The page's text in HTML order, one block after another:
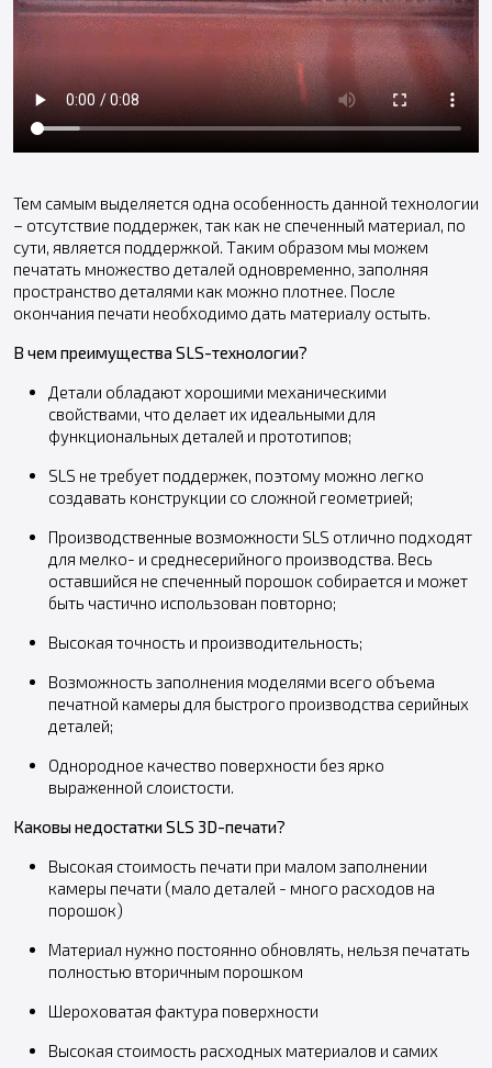
Тем самым выделяется одна особенность данной технологии
– отсутствие поддержек, так как не спеченный материал, по
сути, является поддержкой. Таким образом мы можем
печатать множество деталей одновременно, заполняя
пространство деталями как можно плотнее. После
окончания печати необходимо дать материалу остыть.
В чем преимущества SLS-технологии?
Детали обладают хорошими механическими
свойствами, что делает их идеальными для
функциональных деталей и прототипов;
SLS не требует поддержек, поэтому можно легко
создавать конструкции со сложной геометрией;
Производственные возможности SLS отлично подходят
для мелко- и среднесерийного производства. Весь
оставшийся не спеченный порошок собирается и может
быть частично использован повторно;
Высокая точность и производительность;
Возможность заполнения моделями всего объема
печатной камеры для быстрого производства серийных
деталей;
Однородное качество поверхности без ярко
выраженной слоистости.
Каковы недостатки SLS 3D-печати?
Высокая стоимость печати при малом заполнении
камеры печати (мало деталей - много расходов на
порошок)
Материал нужно постоянно обновлять, нельзя печатать
полностью вторичным порошком
Шероховатая фактура поверхности
Высокая стоимость расходных материалов и самих